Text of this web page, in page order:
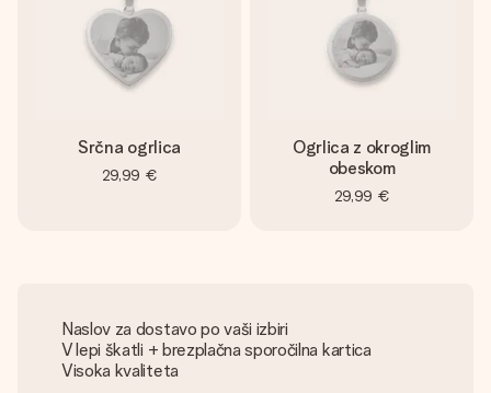
Srčna ogrlica
29,99 €
Ogrlica z okroglim
obeskom
29,99 €
Naslov za dostavo po vaši izbiri
V lepi škatli + brezplačna sporočilna kartica
Visoka kvaliteta